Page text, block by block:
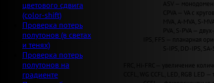
цветового сдвига
(color-shift)
Проверка потерь
полутонов (в светах
и тенях)
Проверка потерь
полутонов на
градиенте
ASV —
CPVA — VA с
MVA, A-MVA, S-
PVA, S-PVA —
IPS, FFS — планарная
S-IPS, DD-IPS,
FRC, Hi-FRC — увеличение
CCFL, WG CCFL, LED, RGB